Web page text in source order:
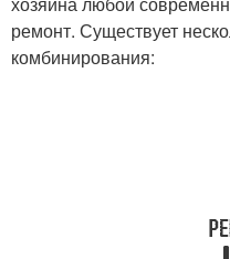
Интерьер в спальне
ремонт. Существует
комбинирования: